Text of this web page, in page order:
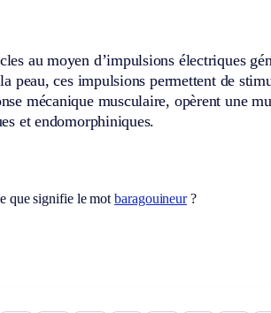
au moyen d’impulsions électriques
peau, ces impulsions permettent de
mécanique musculaire, opèrent une
et endomorphiniques.
que signifie le motbaragouineur?